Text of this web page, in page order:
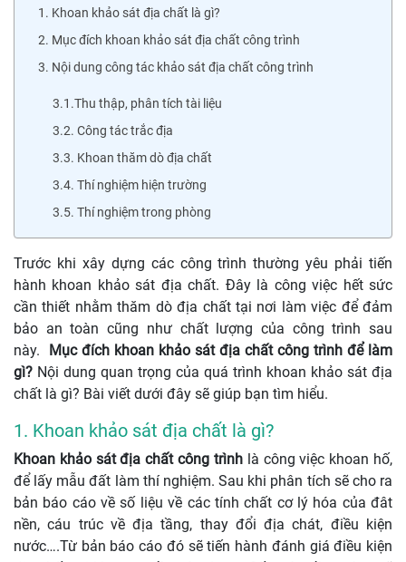
1. Khoan khảo sát địa chất là gì?
2. Mục đích khoan khảo sát địa chất công trình
3. Nội dung công tác khảo sát địa chất công trình
3.1.Thu thập, phân tích tài liệu
3.2. Công tác trắc địa
3.3. Khoan thăm dò địa chất
3.4. Thí nghiệm hiện trường
3.5. Thí nghiệm trong phòng
Trước khi xây dựng các công trình thường yêu phải tiến
hành khoan khảo sát địa chất. Đây là công việc hết sức
cần thiết nhằm thăm dò địa chất tại nơi làm việc để đảm
bảo an toàn cũng như chất lượng của công trình sau
này. Mục đích khoan khảo sát địa chất công trình để làm
gì? Nội dung quan trọng của quá trình khoan khảo sát địa
chất là gì? Bài viết dưới đây sẽ giúp bạn tìm hiểu.
1. Khoan khảo sát địa chất là gì?
Khoan khảo sát địa chất công trìnhlà công việc khoan hố,
để lấy mẫu đất làm thí nghiệm. Sau khi phân tích sẽ cho ra
bản báo cáo về số liệu về các tính chất cơ lý hóa của đât
nền, cáu trúc về địa tầng, thay đổi địa chát, điều kiện
nước….Từ bản báo cáo đó sẽ tiến hành đánh giá điều kiện